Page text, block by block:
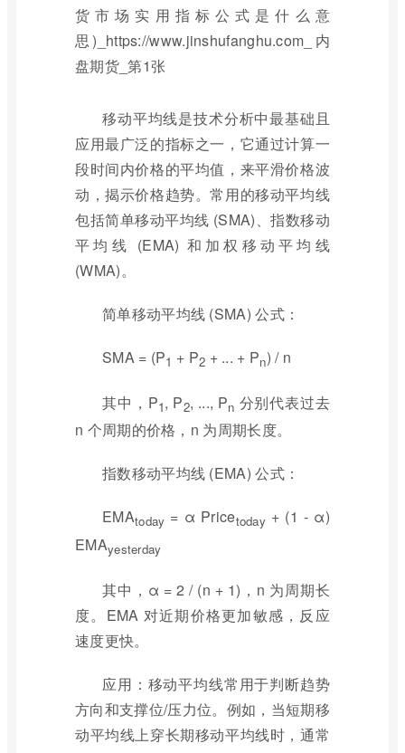
移动平均线是技术分析中最基础且
应用最广泛的指标之一，它通过计算一
段时间内价格的平均值，来平滑价格波
动，揭示价格趋势。常用的移动平均线
包括简单移动平均线 (SMA)、指数移动
平均线 (EMA) 和加权移动平均线
(WMA)。
简单移动平均线 (SMA) 公式：
SMA = (P1 + P2 + ... + Pn) / n
其中，P1, P2, ..., Pn 分别代表过去
n 个周期的价格，n 为周期长度。
指数移动平均线 (EMA) 公式：
EMAtoday = α Pricetoday + (1 - α)
EMAyesterday
其中，α = 2 / (n + 1)，n 为周期长
度。EMA 对近期价格更加敏感，反应
速度更快。
应用：移动平均线常用于判断趋势
方向和支撑位/压力位。例如，当短期移
动平均线上穿长期移动平均线时，通常